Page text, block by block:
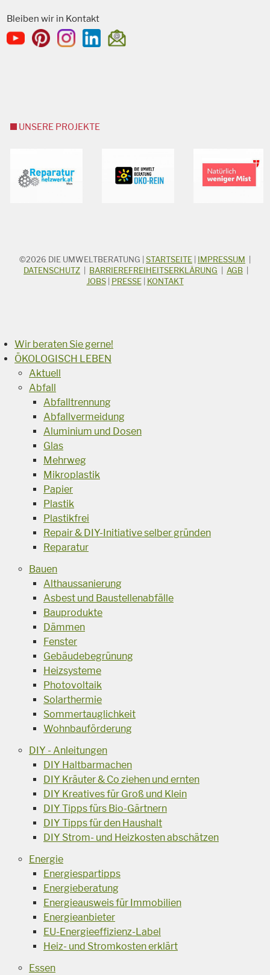
Bleiben wir in Kontakt
UNSERE PROJEKTE
STICHWORTSUCHE
Suchbegriff
©2026 DIE UMWELTBERATUNG STARTSEITE IMPRESSUM
DATENSCHUTZ
BARRIEREFREIHEITSERKLÄRUNG AGB
JOBS| PRESSE| KONTAKT
Wir beraten Sie gerne!
ÖKOLOGISCH LEBEN
Aktuell
Abfall
Abfalltrennung
Abfallvermeidung
Aluminium und Dosen
Glas
Mehrweg
Mikroplastik
Papier
Plastik
Plastikfrei
Repair & DIY-Initiative selber gründen
Reparatur
Bauen
Althaussanierung
Asbest und Baustellenabfälle
Bauprodukte
Dämmen
Fenster
Gebäudebegrünung
Heizsysteme
Photovoltaik
Solarthermie
Sommertauglichkeit
Wohnbauförderung
DIY - Anleitungen
DIY Haltbarmachen
DIY Kräuter & Co ziehen und ernten
DIY Kreatives für Groß und Klein
DIY Tipps fürs Bio-Gärtnern
DIY Tipps für den Haushalt
DIY Strom- und Heizkosten abschätzen
Energie
Energiespartipps
Energieberatung
Energieausweis für Immobilien
Energieanbieter
EU-Energieeffizienz-Label
Heiz- und Stromkosten erklärt
Essen